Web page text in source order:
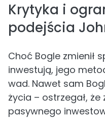
Krytyka i
podejścia
Choć Bogle zmienił
inwestują, jego
wad. Nawet sam
życia – ostrzegał,
pasywnego